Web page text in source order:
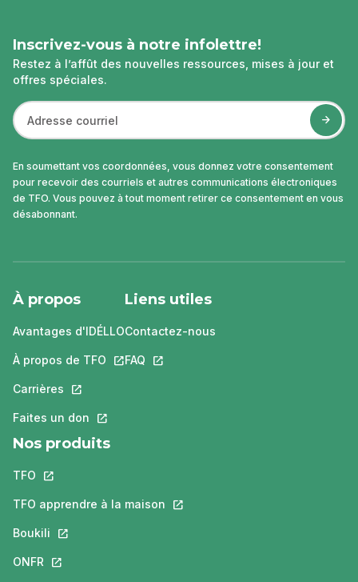
Inscrivez-vous à notre infolettre!
Restez à l’affût des nouvelles ressources, mises à jour et
offres spéciales.
En soumettant vos coordonnées, vous donnez votre consentement
pour recevoir des courriels et autres communications électroniques
de TFO. Vous pouvez à tout moment retirer ce consentement en vous
désabonnant.
À propos
Avantages d'IDÉLLO
À propos de TFO Ce lien s'ouvrira dans un nouvel onglet.
Carrières Ce lien s'ouvrira dans un nouvel onglet.
Faites un don Ce lien s'ouvrira dans un nouvel onglet.
Liens utiles
Contactez-nous
FAQ Ce lien s'ouvrira dans un nouvel
Nos produits
TFO Ce lien s'ouvrira dans un nouvel onglet.
TFO apprendre à la maison Ce lien s'ouvrira dans un nouvel
Boukili Ce lien s'ouvrira dans un nouvel onglet.
ONFR Ce lien s'ouvrira dans un nouvel onglet.